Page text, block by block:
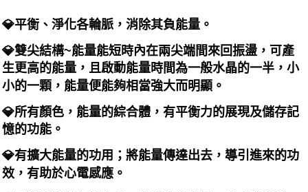
💎平衡、淨化各輪脈，消除其負能量。
💎雙尖結構~能量能短時內在兩尖端間來回振盪，可產
生更高的能量，且啟動能量時間為一般水晶的一半，小
小的一顆，能量便能夠相當強大而明顯。
💎所有顏色，能量的綜合體，有平衡力的展現及儲存記
憶的功能。
💎有擴大能量的功用；將能量傳達出去，導引進來的功
效，有助於心電感應。